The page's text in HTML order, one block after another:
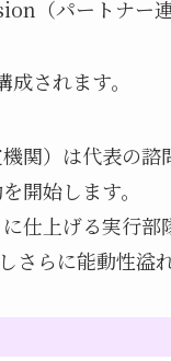
（パートナー連
されます。
）は代表の諮
開始します。
仕上げる実行
らに能動性溢